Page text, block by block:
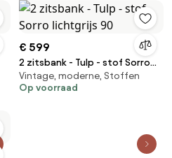
€ 599
2 zitsbank - Tulp - stof Sorro
lichtgrijs 90
Vintage, moderne, Stoffen
Op voorraad